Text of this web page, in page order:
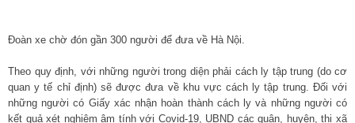
Đoàn xe chờ đón gần 300 người để đưa về Hà Nội.
Theo quy định, với những người trong diện phải cách ly tập trung (do cơ
quan y tế chỉ định) sẽ được đưa về khu vực cách ly tập trung. Đối với
những người có Giấy xác nhận hoàn thành cách ly và những người có
kết quả xét nghiệm âm tính với Covid-19, UBND các quận, huyện, thị xã